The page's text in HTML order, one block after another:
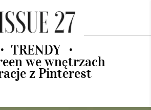
• TRENDY •
we wnętrzach
z Pinterest